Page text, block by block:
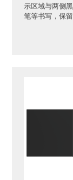
示区域与两侧
笔等书写，保
融合，可为师